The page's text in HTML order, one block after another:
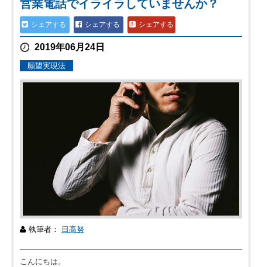
営業電話でイライラしていませんか？
シェアする シェアする シェアする
2019年06月24日
願望実現法
執筆者： 日髙努
こんにちは。